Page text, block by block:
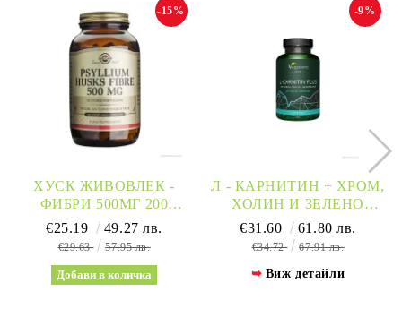
ХУСК ЖИВОВЛЕК -
ФИБРИ 500МГ 200
КАПСУЛИ СОЛГАР |
SOLGAR
-15%
€25.19 49.27 лв.
€29.63 57.95 лв.
Л - КАРНИТИН + ХРОМ,
ХОЛИН И ЗЕЛЕНО
КАФЕ Х 120 КАПСУЛИ
VEGAVERO
-9%
€31.60 61.80 лв.
€34.72 67.91 лв.
Виж детайли